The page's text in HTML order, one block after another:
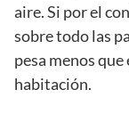
aire. Si por el
sobre todo las
pesa menos
habitación.